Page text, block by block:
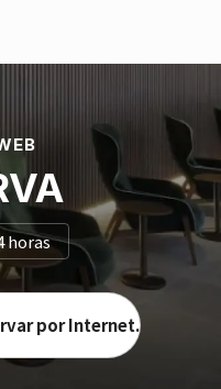
horas
por Internet.